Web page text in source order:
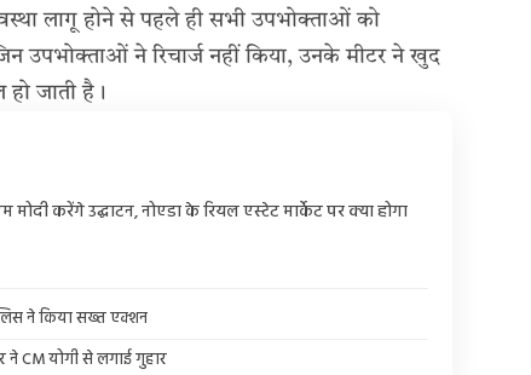
लागू होने से पहले ही सभी उपभोक्ताओं को
उपभोक्ताओं ने रिचार्ज नहीं किया, उनके मीटर ने खुद
हो जाती है।
करेंगे उद्घाटन, नोएडा के रियल एस्टेट मार्केट पर क्या होगा
ने किया सख्त एक्शन
CM योगी से लगाई गुहार